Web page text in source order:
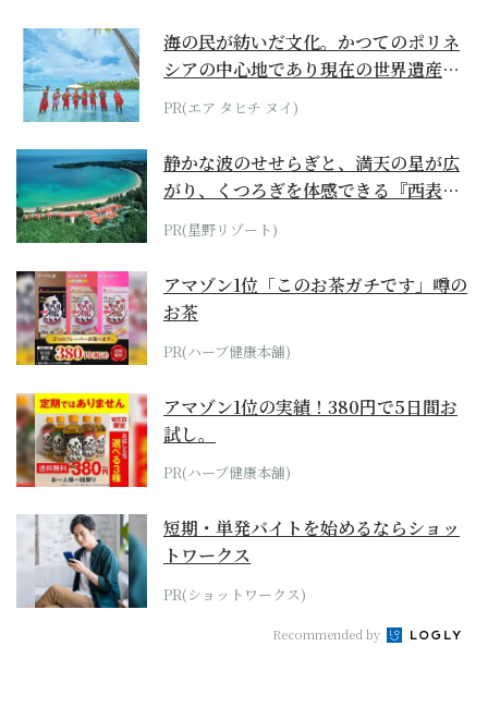
海の民が紡いだ文化。かつてのポリネ
シアの中心地であり現在の世界遺産か
らみえてくる...
PR(エア タヒチ ヌイ)
静かな波のせせらぎと、満天の星が広
がり、くつろぎを体感できる『西表島
ホテル by...
PR(星野リゾート)
アマゾン1位「このお茶ガチです」噂の
お茶
PR(ハーブ健康本舗)
アマゾン1位の実績！380円で5日間お
試し。
PR(ハーブ健康本舗)
短期・単発バイトを始めるならショッ
トワークス
PR(ショットワークス)
Recommended by